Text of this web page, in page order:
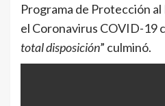
Programa de Protección al
el Coronavirus COVID-19
total disposición” culminó.